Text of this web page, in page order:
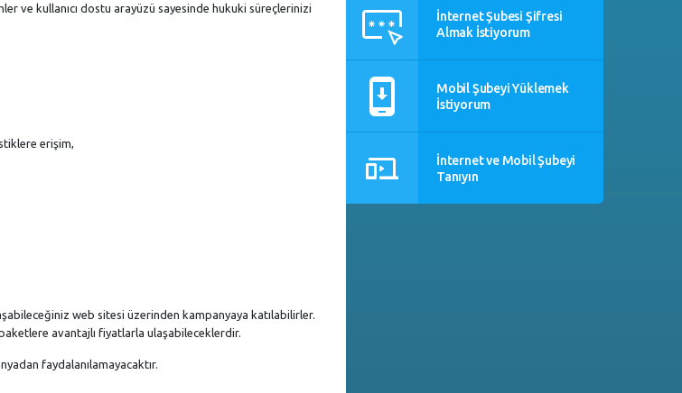
ve kullanıcı dostu arayüzü sayesinde hukuki süreçlerinizi
erişim,
web sitesi üzerinden kampanyaya katılabilirler.
avantajlı fiyatlarla ulaşabileceklerdir.
faydalanılamayacaktır.
İnternet Şubesi Şifresi
Almak İstiyorum
Mobil Şubeyi Yüklemek
İstiyorum
İnternet ve Mobil Şubeyi
Tanıyın